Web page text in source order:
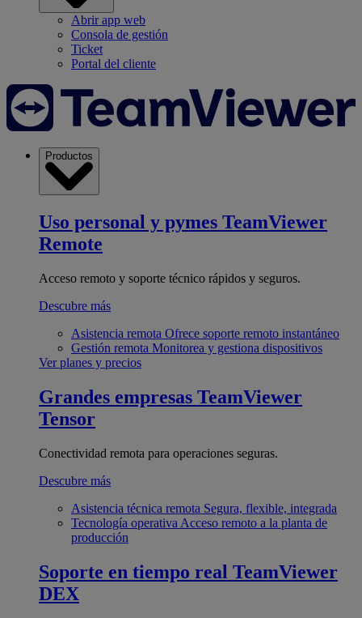
Abrir app web
Consola de gestión
Ticket
Portal del cliente
Productos
Uso personal y pymes TeamViewer
Remote
Acceso remoto y soporte técnico rápidos y seguros.
Descubre más
Asistencia remota Ofrece soporte remoto instantáneo
Gestión remota Monitorea y gestiona dispositivos
Ver planes y precios
Grandes empresas TeamViewer
Tensor
Conectividad remota para operaciones seguras.
Descubre más
Asistencia técnica remota Segura, flexible, integrada
Tecnología operativa Acceso remoto a la planta de
producción
Soporte en tiempo real TeamViewer
DEX